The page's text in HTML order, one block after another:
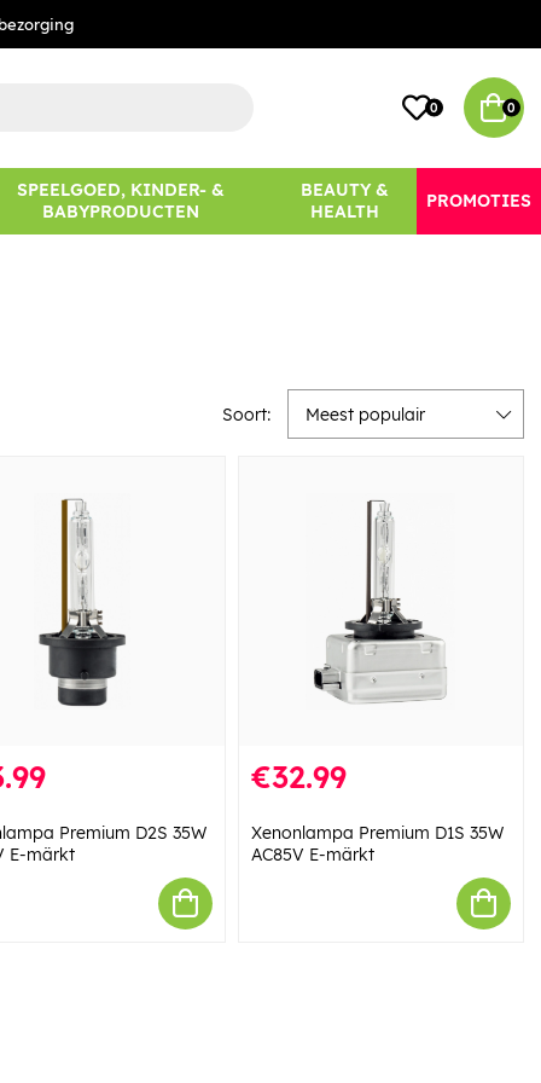
0 0
SPEELGOED, KINDER- &
BABYPRODUCTEN
BEAUTY &
HEALTH
PROMOTIES
Soort: Meest populair
Premium D2S 35W
E-märkt
€32.99
Xenonlampa Premium D1S 35W
AC85V E-märkt